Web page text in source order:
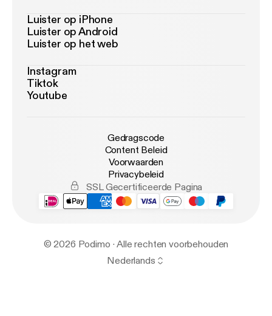
Luister op iPhone
Luister op Android
Luister op het web
Instagram
Tiktok
Youtube
Gedragscode
Content Beleid
Voorwaarden
Privacybeleid
SSL Gecertificeerde Pagina
© 2026 Podimo · Alle rechten voorbehouden
Nederlands